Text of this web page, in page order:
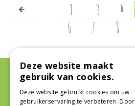
1 3 4
6
7 8
Algemeen
Deze website maakt
gebruik van cookies.
Deze website gebruikt cookies om uw
gebruikerservaring te verbeteren. Door